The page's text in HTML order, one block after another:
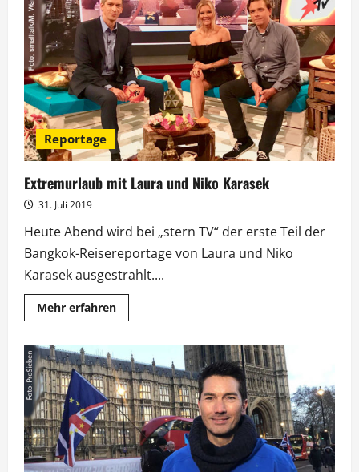
läutet
ProSieben-
Themenwoche
ein
Reportage
Extremurlaub mit Laura und Niko Karasek
31. Juli 2019
Heute Abend wird bei „stern TV“ der erste Teil der
Bangkok-Reisereportage von Laura und Niko
Karasek ausgestrahlt....
Mehr erfahrenMehr
Informationen
mit
Laura
und
Niko
Karasek